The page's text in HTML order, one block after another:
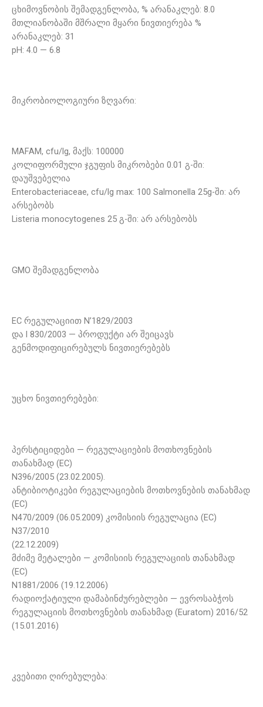
ცხიმოვნობის შემადგენლობა, % არანაკლებ: 8.0
მთლიანობაში მშრალი მყარი ნივთიერება %
არანაკლებ: 31
pH: 4.0 — 6.8
მიკრობიოლოგიური ზღვარი:
MAFAM, cfu/lg, მაქს: 100000
კოლიფორმული ჯგუფის მიკრობები 0.01 გ-ში:
დაუშვებელია
Enterobacteriaceae, cfu/lg max: 100 Salmonella 25g-ში: არ
არსებობს
Listeria monocytogenes 25 გ-ში: არ არსებობს
GMO შემადგენლობა
EC რეგულაციით N’1829/2003
და l 830/2003 — პროდუქტი არ შეიცავს
გენმოდიფიცირებულს ნივთიერებებს
უცხო ნივთიერებები:
პერსტიციდები — რეგულაციების მოთხოვნების
თანახმად (EC)
N396/2005 (23.02.2005).
ანტიბიოტიკები რეგულაციების მოთხოვნების თანახმად
(EC)
N470/2009 (06.05.2009) კომისიის რეგულაცია (EC)
N37/2010
(22.12.2009)
მძიმე მეტალები — კომისიის რეგულაციის თანახმად
(EC)
N1881/2006 (19.12.2006)
რადიოქატიული დამაბინძურებლები — ევროსაბჭოს
რეგულაციის მოთხოვნების თანახმად (Euratom) 2016/52
(15.01.2016)
კვებითი ღირებულება: